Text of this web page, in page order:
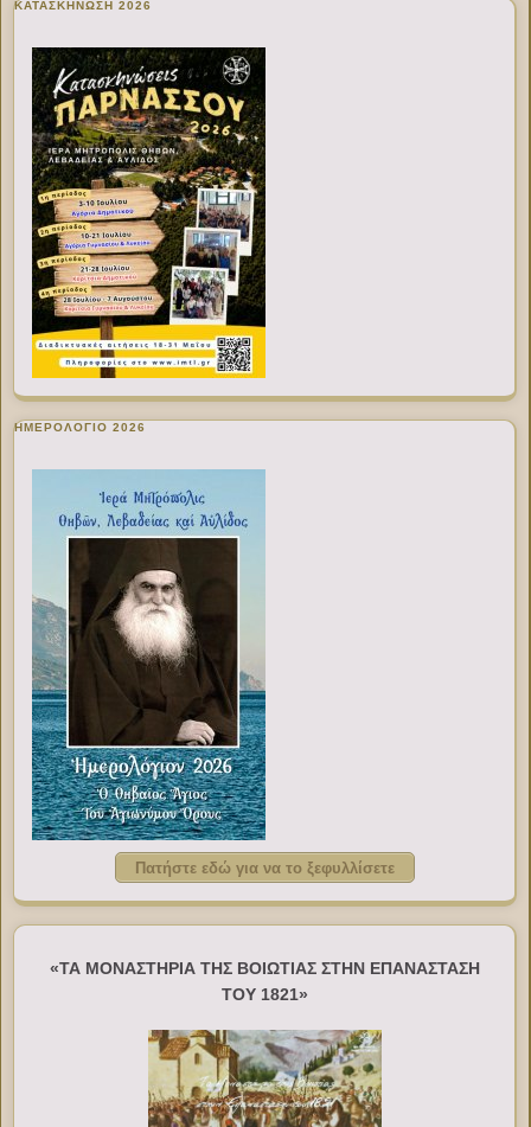
ΚΑΤΑΣΚΗΝΩΣΗ 2026
ΗΜΕΡΟΛΟΓΙΟ 2026
Πατήστε εδώ για να το ξεφυλλίσετε
«ΤΑ ΜΟΝΑΣΤΗΡΙΑ ΤΗΣ ΒΟΙΩΤΙΑΣ ΣΤΗΝ ΕΠΑΝΑΣΤΑΣΗ
ΤΟΥ 1821»